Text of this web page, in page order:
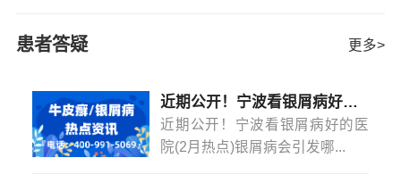
位，患者可以用一些外用药物进行治疗，可以选择一些中
鲜的水果蔬菜，多吃点维生素含量比较高的水果，这样可
以有效地补充人体内的各种营养，而且也可以有很好的效
果，可以增强自己的免疫力。
时候也可以出现在腋下，手背等部位，花斑癣不是单一的
1、花斑癣的患者不仅需要积极治疗，平时在生活中也要注
意个人[详情]
患者答疑 更多>
近期公开！宁波看银屑病好的医院(2月热点)银屑病会引发哪些并发症？
近期公开！宁波看银屑病好的医
院(2月热点)银屑病会引发哪...